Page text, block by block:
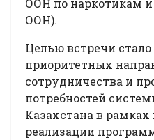
ООН по наркотикам
ООН).
Целью встречи
приоритетных
сотрудничества и
потребностей
Казахстана в рамках
реализации